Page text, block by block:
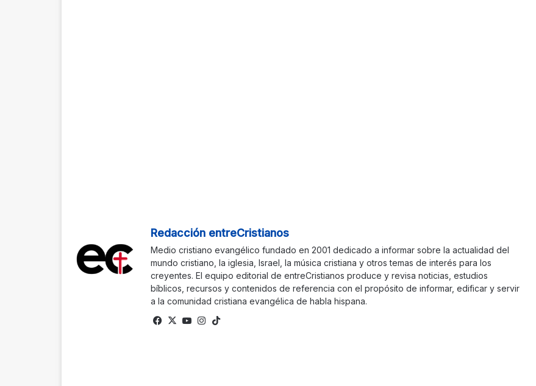
Redacción entreCristianos
Medio cristiano evangélico fundado en 2001 dedicado a informar sobre la actualidad del
mundo cristiano, la iglesia, Israel, la música cristiana y otros temas de interés para los
creyentes. El equipo editorial de entreCristianos produce y revisa noticias, estudios
bíblicos, recursos y contenidos de referencia con el propósito de informar, edificar y servir
a la comunidad cristiana evangélica de habla hispana.
Fa
X
Yo Ins